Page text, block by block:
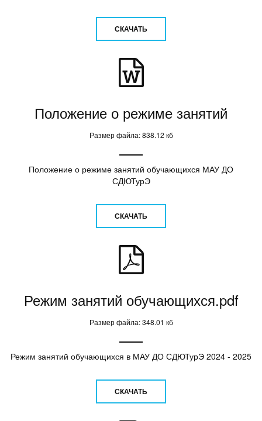
СКАЧАТЬ
Положение о режиме занятий
Размер файла: 838.12 кб
Положение о режиме занятий обучающихся МАУ ДО
СДЮТурЭ
СКАЧАТЬ
Режим занятий обучающихся.pdf
Размер файла: 348.01 кб
Режим занятий обучающихся в МАУ ДО СДЮТурЭ 2024 - 2025
СКАЧАТЬ